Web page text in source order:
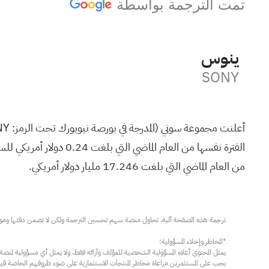
تمت الترجمة بواسطة
سوني
SONY
أعلنت مجموعة سوني (المدرجة في بورصة نيويورك تحت الرمز:
من العام الماضي التي بلغت 17.246 مليار دولار أمريكي.